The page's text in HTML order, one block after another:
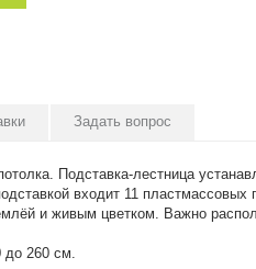
Задать вопрос
Подставка-лестница
входит 11
и живым цветком. Важно
до 260 см.